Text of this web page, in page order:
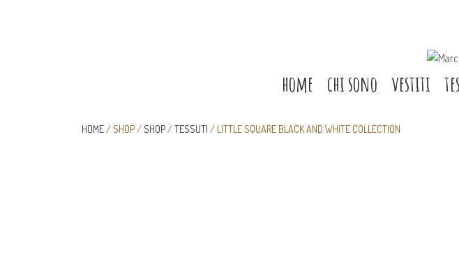
home chi sono vestiti
HOME/ SHOP / SHOP/TESSUTI / LITTLE SQUARE BLACK AND WHITE COLLECTION